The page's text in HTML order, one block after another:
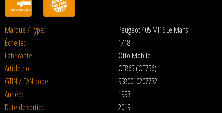
Marque / Type:
Peugeot 405 MI16 Le Mans
Échelle:
1/18
Fabricante:
Otto Mobile
Article no:
OT865 (OT756)
GTIN / EAN-code:
9580010207732
Année:
1993
Date de sortie:
2019